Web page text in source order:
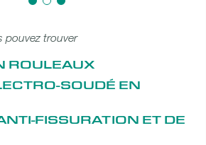
pouvez trouver
ROULEAUX
SOUDÉ EN
FISSURATION ET DE